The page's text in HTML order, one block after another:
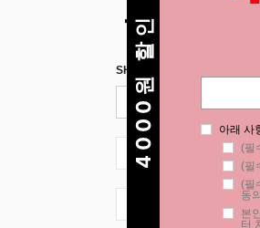
SHEIN STYLE NEWS에 등록
KR + 82
4000원 할인
아래 사
(필
(필
(필
동
본
터